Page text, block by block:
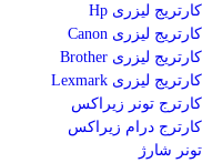
کارتریج لیزری Hp
کارتریج لیزری Canon
کارتریج لیزری Brother
کارتریج لیزری Lexmark
کارترج تونر زیراکس
کارترج درام زیراکس
تونر شارژ